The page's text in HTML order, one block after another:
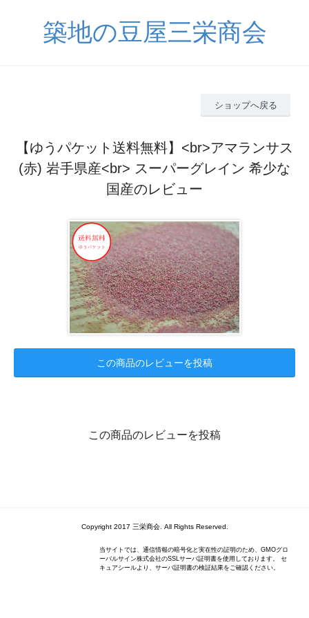
築地の豆屋三栄商会
ショップへ戻る
【ゆうパケット送料無料】<br>アマランサス
(赤) 岩手県産<br> スーパーグレイン 希少な
国産のレビュー
この商品のレビューを投稿
この商品のレビューを投稿
Copyright 2017 三栄商会. All Rights Reserved.
当サイトでは、通信情報の暗号化と実在性の証明のため、GMOグロ
ーバルサイン株式会社のSSLサーバ証明書を使用しております。 セ
キュアシールより、サーバ証明書の検証結果をご確認ください。